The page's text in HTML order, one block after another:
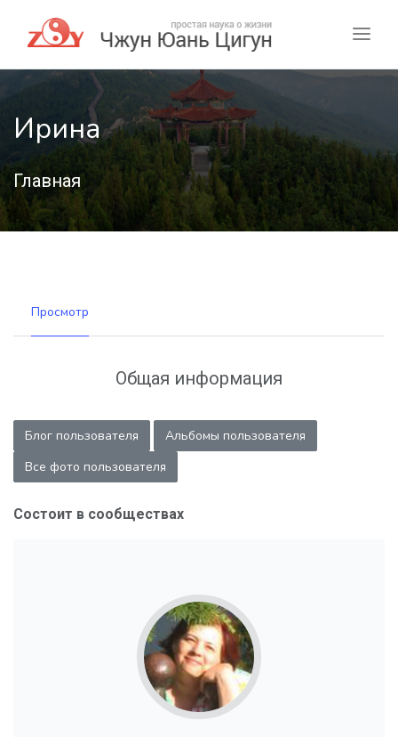
Ирина
Главная
Просмотр
Общая информация
Блог пользователя
Альбомы пользователя
Все фото пользователя
Состоит в сообществах